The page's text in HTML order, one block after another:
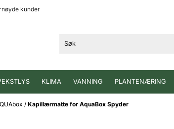
kunder
KLIMA VANNING PLANTENÆRING
/ Kapillærmatte for AquaBox Spyder